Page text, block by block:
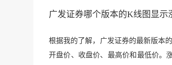
广发证券哪个版本的K线图显示
根据我的了解，广发证券的最新版本
开盘价、收盘价、最高价和最低价。